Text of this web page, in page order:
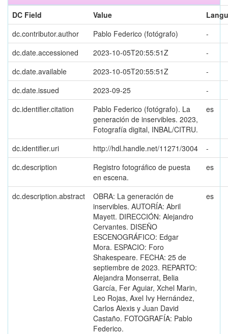
DC Field
Value
dc.contributor.author
Pablo Federico (fotógrafo)
-
dc.date.accessioned
2023-10-05T20:55:51Z
-
dc.date.available
2023-10-05T20:55:51Z
-
dc.date.issued
2023-09-25
-
dc.identifier.citation
Pablo Federico (fotógrafo). La
generación de inservibles. 2023,
Fotografía digital, INBAL/CITRU.
es
dc.identifier.uri http://hdl.handle.net/11271/3004
-
dc.description
Registro fotográfico de puesta
en escena.
es
dc.description.abstract
OBRA: La generación de
inservibles. AUTORÍA: Abril
Mayett. DIRECCIÓN: Alejandro
Cervantes. DISEÑO
ESCENOGRÁFICO: Edgar
Mora. ESPACIO: Foro
Shakespeare. FECHA: 25 de
septiembre de 2023. REPARTO:
Alejandra Monserrat, Belia
García, Fer Aguiar, Xchel Marin,
Leo Rojas, Axel Ivy Hernández,
Carlos Alexis y Juan David
Castaño. FOTOGRAFÍA: Pablo
Federico.
es